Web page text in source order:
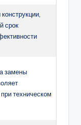
срок
замены
техническом